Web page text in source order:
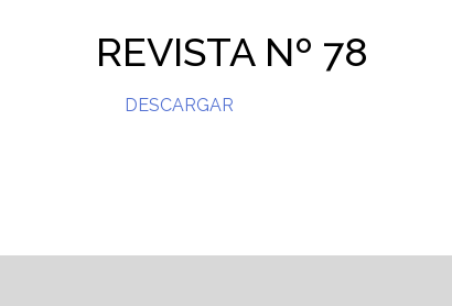
REVISTA Nº 78
DESCARGAR